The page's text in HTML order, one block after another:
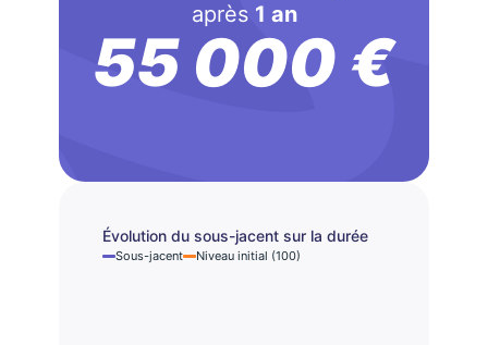
après 1 an
55 000 €
Évolution du sous-jacent sur la durée
Sous-jacent Niveau initial (100)